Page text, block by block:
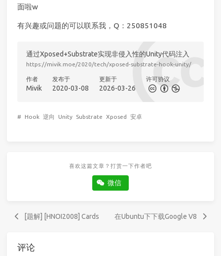
面啦w
有兴趣或问题的可以联系我，Q：250851048
通过Xposed+Substrate实现非侵入性的Unity代码注入
https://mivik.moe/2020/tech/xposed-substrate-hook-unity/
作者
Mivik
发布于
2020-03-08
更新于
2026-03-26
许可协议
# Hook 逆向 Unity Substrate Xposed 安卓
喜欢这篇文章？打赏一下作者吧
微信
[题解] [HNOI2008] Cards 在Ubuntu下下载Google V8
评论